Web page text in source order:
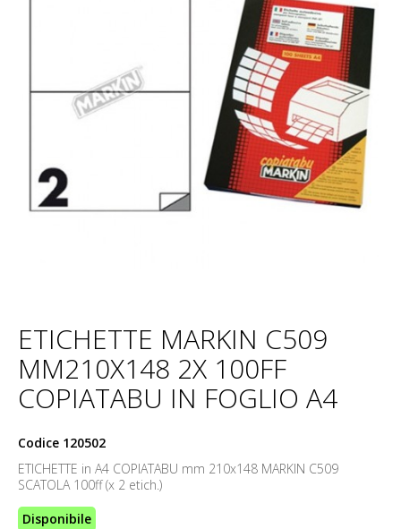
ETICHETTE MARKIN C509
MM210X148 2X 100FF
COPIATABU IN FOGLIO A4
Codice 120502
ETICHETTE in A4 COPIATABU mm 210x148 MARKIN C509
SCATOLA 100ff (x 2 etich.)
Disponibile